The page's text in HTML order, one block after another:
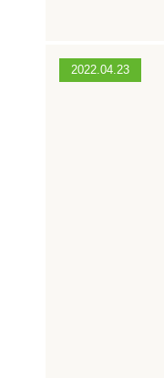
2022.04.23